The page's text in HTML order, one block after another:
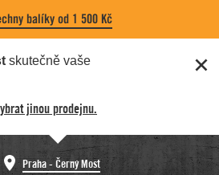
balíky od 1 500 Kč
skutečně vaše
jinou prodejnu.
Praha - Černý Most